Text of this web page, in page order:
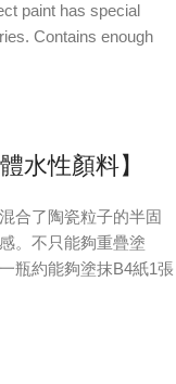
paint has special
Contains enough
水性顏料】
合了陶瓷粒子的半固
。不只能夠重疊塗
瓶約能夠塗抹B4紙1張